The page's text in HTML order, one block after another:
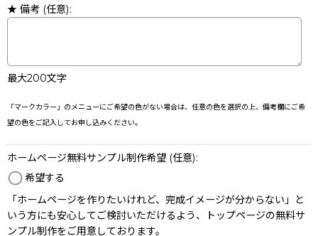
★ 備考 (任意):
最大200文字
「マークカラー」のメニューにご希望の色がない場合は、任意の色を選択の上、備考欄にご希
望の色をご記入してお申し込みください。
ホームページ無料サンプル制作希望 (任意):
希望する
「ホームページを作りたいけれど、完成イメージが分からない」と
いう方にも安心してご検討いただけるよう、トップページの無料サ
ンプル制作をご用意しております。